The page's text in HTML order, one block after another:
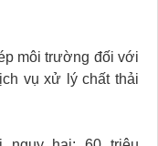
môi trường đối với
vụ xử lý chất thải